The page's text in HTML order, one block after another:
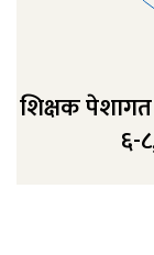
शिक्षक
६-